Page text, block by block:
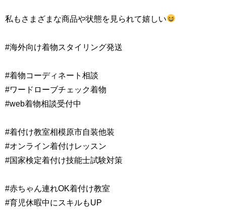
私もさまざまな商品や状態を見られて嬉しい
#海外向け着物スタイリング発送
#着物コーディネート相談
#ワードローブチェック着物
#web着物相談受付中
#着付け教室相模原市自装他装
#オンライン着付けレッスン
#国家検定着付け技能士試験対策
#赤ちゃん連れOK着付け教室
#育児休暇中にスキルもUP